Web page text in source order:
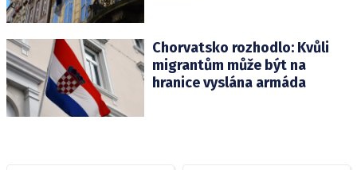
Chorvatsko rozhodlo: Kvůli
migrantům může být na
hranice vyslána armáda